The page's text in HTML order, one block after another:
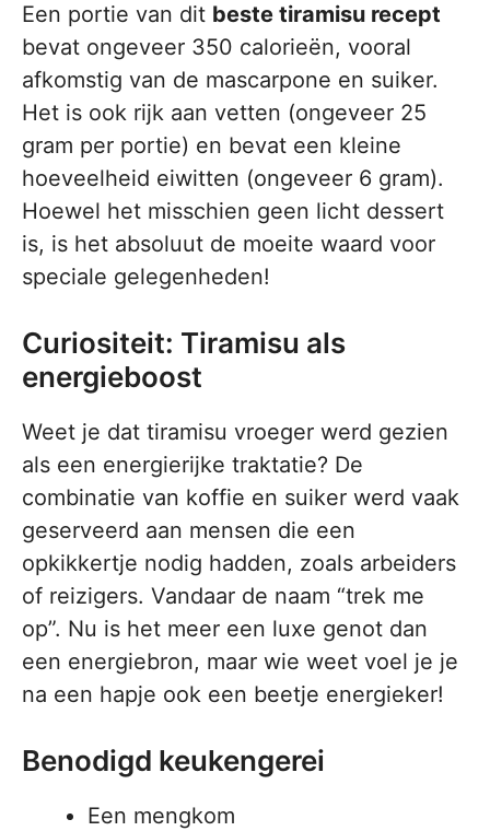
Een portie van dit beste tiramisu recept
bevat ongeveer 350 calorieën, vooral
afkomstig van de mascarpone en suiker.
Het is ook rijk aan vetten (ongeveer 25
gram per portie) en bevat een kleine
hoeveelheid eiwitten (ongeveer 6 gram).
Hoewel het misschien geen licht dessert
is, is het absoluut de moeite waard voor
speciale gelegenheden!
Curiositeit: Tiramisu als
energieboost
Weet je dat tiramisu vroeger werd gezien
als een energierijke traktatie? De
combinatie van koffie en suiker werd vaak
geserveerd aan mensen die een
opkikkertje nodig hadden, zoals arbeiders
of reizigers. Vandaar de naam “trek me
op”. Nu is het meer een luxe genot dan
een energiebron, maar wie weet voel je je
na een hapje ook een beetje energieker!
Benodigd keukengerei
Een mengkom